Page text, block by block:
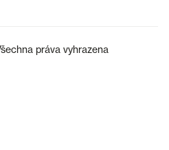
práva vyhrazena